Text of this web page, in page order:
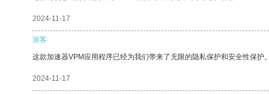
2024-11-17
游客
这款加速器VPM应用程序已经为我们带来了无限的隐私保护和安全性保护
2024-11-17